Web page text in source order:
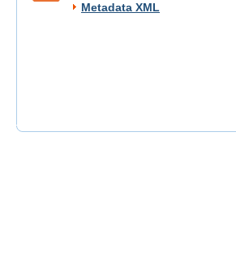
Metadata XML